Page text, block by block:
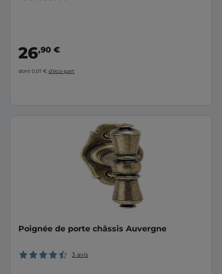
26,90 €
dont 0,01 € d’éco-part
Poignée de porte châssis Auvergne
3 avis